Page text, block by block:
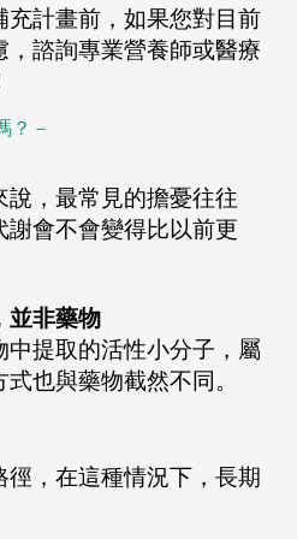
充計畫前，如果您對目前
，諮詢專業營養師或醫療
？－
，最常見的擔憂往往
謝會不會變得比以前更
並非藥物
提取的活性小分子，屬
也與藥物截然不同。
，在這種情況下，長期